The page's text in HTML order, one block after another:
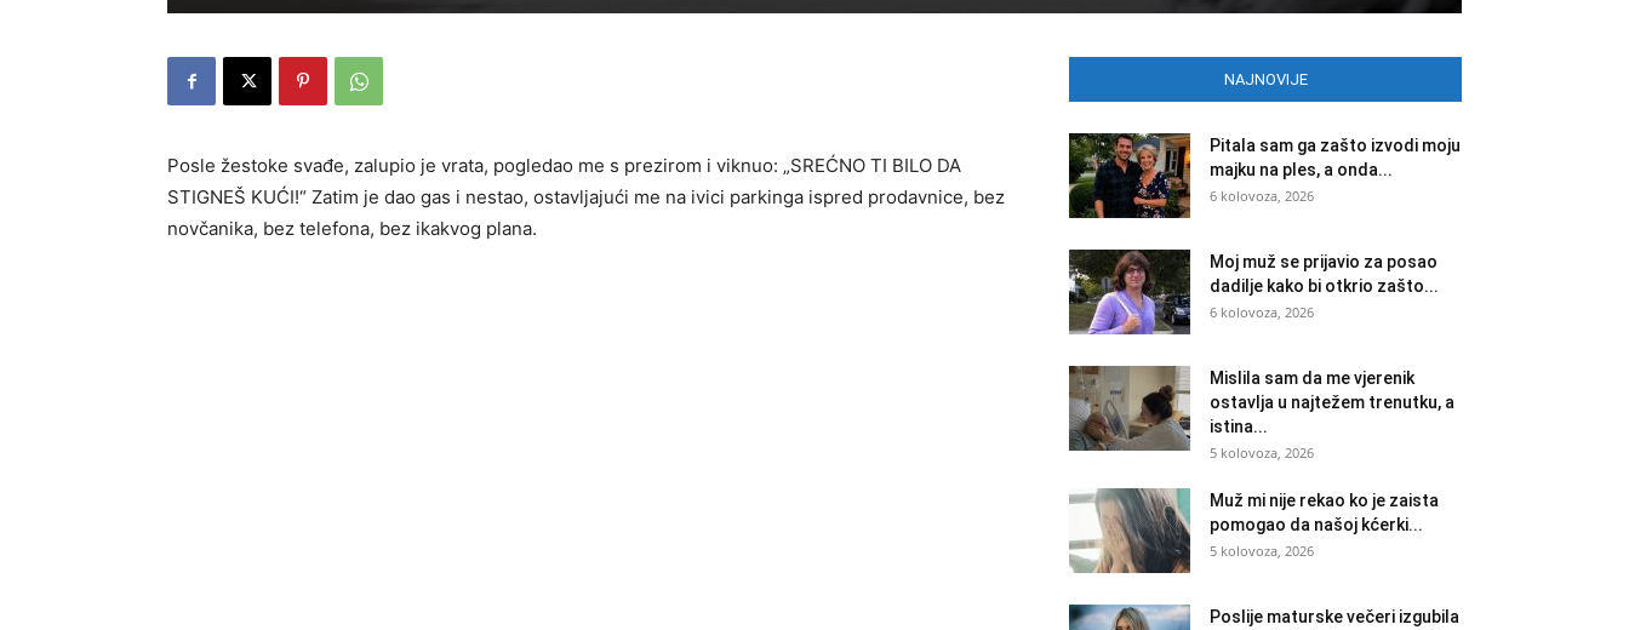
Posle žestoke svađe, zalupio je vrata, pogledao me s prezirom i viknuo: „SREĆNO TI BILO DA
STIGNEŠ KUĆI!“ Zatim je dao gas i nestao, ostavljajući me na ivici parkinga ispred prodavnice, bez
novčanika, bez telefona, bez ikakvog plana.
NAJNOVIJE
Pitala sam ga zašto izvodi moju
majku na ples, a onda...
6 kolovoza, 2026
Moj muž se prijavio za posao
dadilje kako bi otkrio zašto...
6 kolovoza, 2026
Mislila sam da me vjerenik
ostavlja u najtežem trenutku, a
istina...
5 kolovoza, 2026
Muž mi nije rekao ko je zaista
pomogao da našoj kćerki...
5 kolovoza, 2026
Poslije maturske večeri izgubila